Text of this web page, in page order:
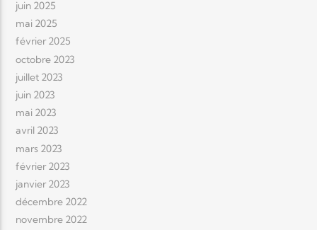
juin 2025
mai 2025
février 2025
octobre 2023
juillet 2023
juin 2023
mai 2023
avril 2023
mars 2023
février 2023
janvier 2023
décembre 2022
novembre 2022